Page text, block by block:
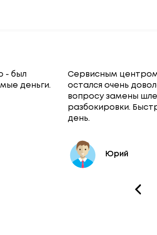
- был
деньги.
Сервисным
остался очень
вопросу замены
разбокировки.
день.
Юрий